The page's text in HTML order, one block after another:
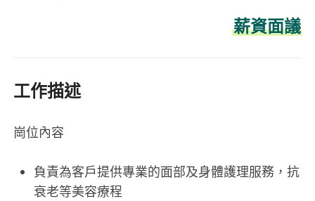
薪資面議
工作描述
崗位內容
負責為客戶提供專業的面部及身體護理服務，抗
衰老等美容療程